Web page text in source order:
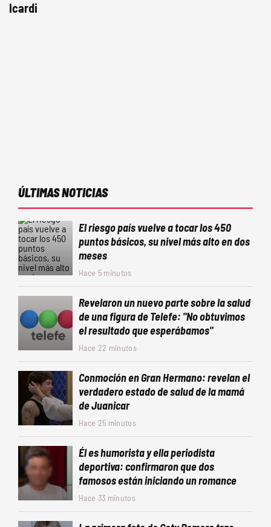
Icardi
ÚLTIMAS NOTICIAS
El riesgo país vuelve a tocar los 450
puntos básicos, su nivel más alto en dos
meses
Hace 5 minutos
Revelaron un nuevo parte sobre la salud
de una figura de Telefe: "No obtuvimos
el resultado que esperábamos"
Hace 22 minutos
Conmoción en Gran Hermano: revelan el
verdadero estado de salud de la mamá
de Juanicar
Hace 25 minutos
Él es humorista y ella periodista
deportiva: confirmaron que dos
famosos están iniciando un romance
Hace 33 minutos